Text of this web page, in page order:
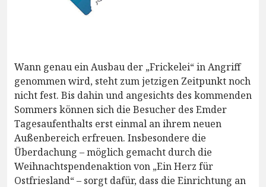
Wann genau ein Ausbau der „Frickelei“ in Angriff
genommen wird, steht zum jetzigen Zeitpunkt noch
nicht fest. Bis dahin und angesichts des kommenden
Sommers können sich die Besucher des Emder
Tagesaufenthalts erst einmal an ihrem neuen
Außenbereich erfreuen. Insbesondere die
Überdachung – möglich gemacht durch die
Weihnachtspendenaktion von „Ein Herz für
Ostfriesland“ – sorgt dafür, dass die Einrichtung an